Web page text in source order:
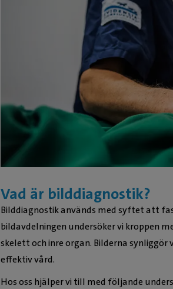
Vad är bilddiagnostik?
Bilddiagnostik används med syftet att
bildavdelningen undersöker vi kroppen
skelett och inre organ. Bilderna
effektiv vård.
Hos oss hjälper vi till med följande